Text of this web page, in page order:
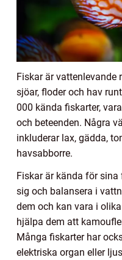
Fiskar är vattenlevande
sjöar, floder och hav
000 kända fiskarter,
och beteenden. Några
inkluderar lax, gädda,
havsabborre.
Fiskar är kända för sina
sig och balansera i
dem och kan vara i
hjälpa dem att
Många fiskarter har
elektriska organ eller